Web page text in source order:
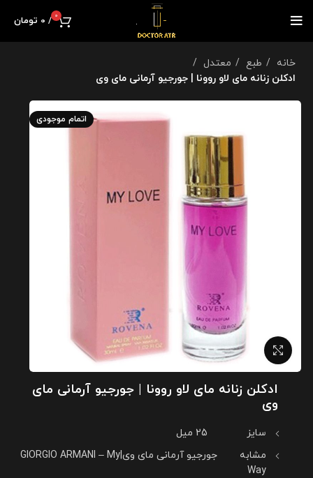
0
/
0 تومان
خانه طبع
معتدل
ادکلن زنانه مای لاو روونا | جورجیو آرمانی مای وی
اتمام موجودی
بزرگنمایی تصویر
ادکلن زنانه مای لاو روونا | جورجیو آرمانی مای
وی
سایز 25 میل
مشابه جورجیو آرمانی مای وی|GIORGIO ARMANI – My
Way